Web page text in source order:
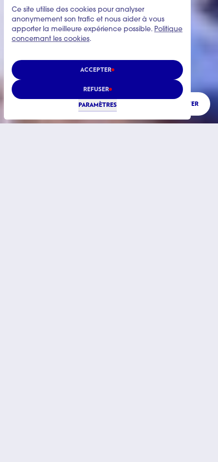
Ce site utilise des cookies pour analyser
anonymement son trafic et nous aider à vous
apporter la meilleure expérience possible. Politique
concernant les cookies.
ACCEPTER
REFUSER
PARAMÈTRES ÉCOUTER